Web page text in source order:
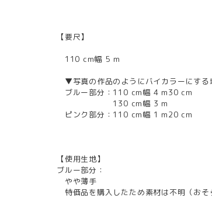
【要尺】
110 cm幅 5 m
▼写真の作品のようにバイカラーにする
ブルー部分：110 cm幅 4 m30 cm
130 cm幅 3 m
ピンク部分：110 cm幅 1 m20 cm
【使用生地】
ブルー部分：
やや薄手
特価品を購入したため素材は不明（おそ